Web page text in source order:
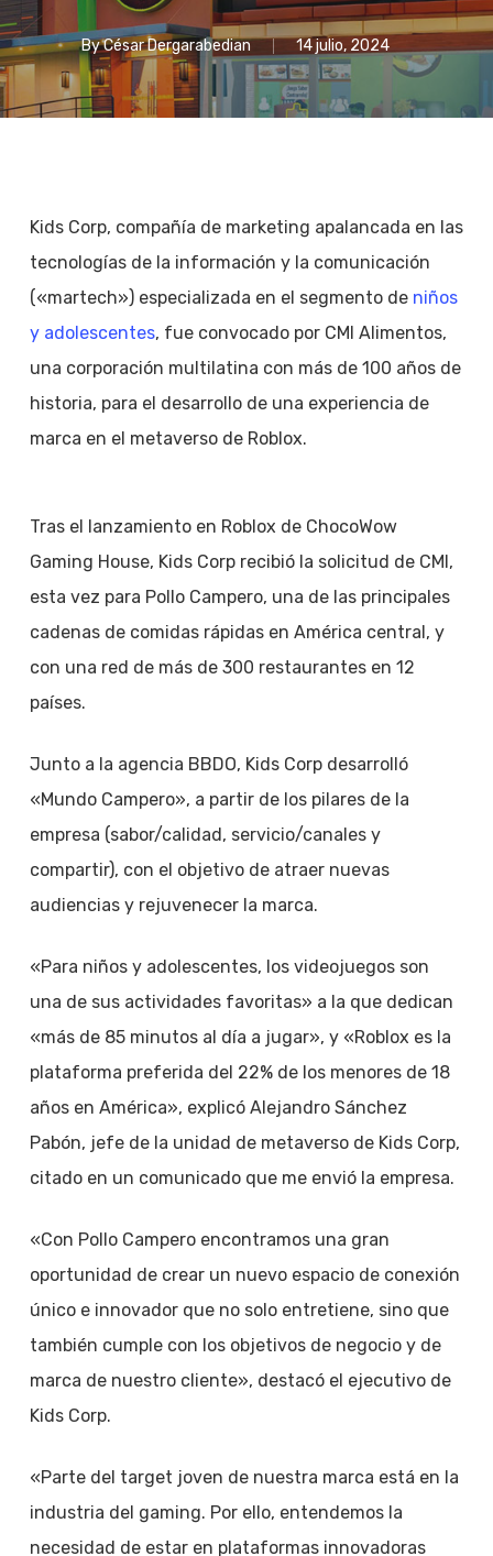
ByCésar Dergarabedian 14 julio, 2024
Kids Corp, compañía de marketing apalancada en las
tecnologías de la información y la comunicación
(«martech») especializada en el segmento de niños
y adolescentes, fue convocado por CMI Alimentos,
una corporación multilatina con más de 100 años de
historia, para el desarrollo de una experiencia de
marca en el metaverso de Roblox.
Tras el lanzamiento en Roblox de ChocoWow
Gaming House, Kids Corp recibió la solicitud de CMI,
esta vez para Pollo Campero, una de las principales
cadenas de comidas rápidas en América central, y
con una red de más de 300 restaurantes en 12
países.
Junto a la agencia BBDO, Kids Corp desarrolló
«Mundo Campero», a partir de los pilares de la
empresa (sabor/calidad, servicio/canales y
compartir), con el objetivo de atraer nuevas
audiencias y rejuvenecer la marca.
«Para niños y adolescentes, los videojuegos son
una de sus actividades favoritas» a la que dedican
«más de 85 minutos al día a jugar», y «Roblox es la
plataforma preferida del 22% de los menores de 18
años en América», explicó Alejandro Sánchez
Pabón, jefe de la unidad de metaverso de Kids Corp,
citado en un comunicado que me envió la empresa.
«Con Pollo Campero encontramos una gran
oportunidad de crear un nuevo espacio de conexión
único e innovador que no solo entretiene, sino que
también cumple con los objetivos de negocio y de
marca de nuestro cliente», destacó el ejecutivo de
Kids Corp.
«Parte del target joven de nuestra marca está en la
industria del gaming. Por ello, entendemos la
necesidad de estar en plataformas innovadoras